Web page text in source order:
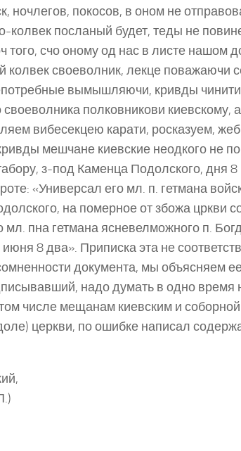
ночлегов, покосов, в оном не
колвек посланый будет, теды не
того, счо оному од нас в листе нашом
колвек своеволник, лекце поважаючи
вымышляючи, кривды
своеволника полковникови киевскому,
вибесекцею карати, росказуем,
мешчане киевские неодкого не
з-под Каменца Подолского, дня
«Универсал его мл. п. гетмана
на померное от збожа цркви
мл. пна гетмана ясневелможного п.
8 два». Приписка эта не
документа, мы объясняем
надо думать в одно время
числе мещанам киевским и соборной
церкви, по ошибке написал